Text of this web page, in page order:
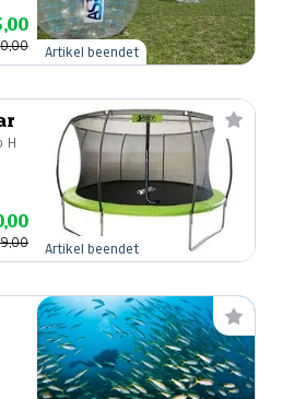
Artikel beendet
Artikel beendet